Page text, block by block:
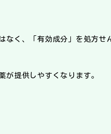
く、「有効成分」を処方せ
が提供しやすくなります。